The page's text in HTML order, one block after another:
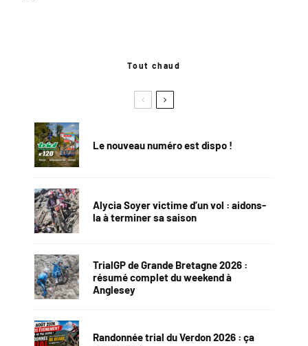
Tout chaud
Le nouveau numéro est dispo !
Alycia Soyer victime d’un vol : aidons-
la à terminer sa saison
TrialGP de Grande Bretagne 2026 :
résumé complet du weekend à
Anglesey
Randonnée trial du Verdon 2026 : ça